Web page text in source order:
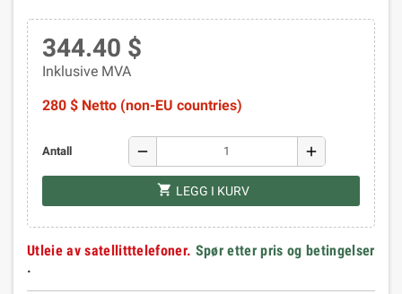
344.40 $
Inklusive MVA
280 $ Netto (non-EU countries)
Antall remove add
shopping_cart LEGG I KURV
Utleie av satellitttelefoner. Spør etter pris og betingelser
.